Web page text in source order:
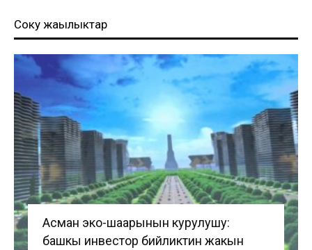
Соңку жаңылыктар
Асман эко-шаарынын курулушу:
башкы инвестор бийликтин жакын